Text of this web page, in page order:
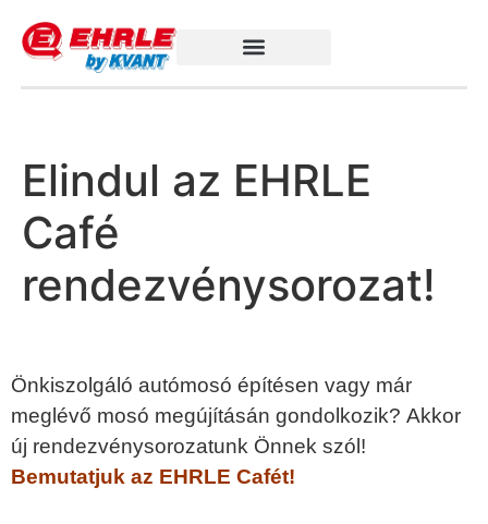
Elindul az EHRLE
Café
rendezvénysorozat!
Önkiszolgáló autómosó építésen vagy már
meglévő mosó megújításán gondolkozik? Akkor
új rendezvénysorozatunk Önnek szól!
Bemutatjuk az EHRLE Cafét!